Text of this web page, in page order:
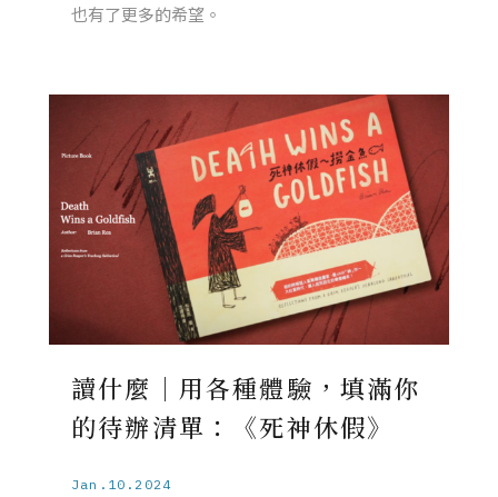
也有了更多的希望。
讀什麼｜用各種體驗，填滿你
的待辦清單：《死神休假》
Jan.10.2024